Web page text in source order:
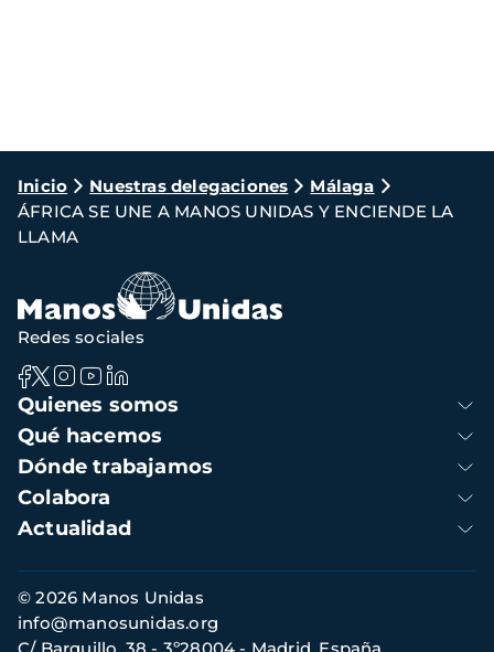
Ruta
de
navegación
Inicio Nuestras delegaciones
Málaga
ÁFRICA SE UNE A MANOS UNIDAS Y ENCIENDE LA
LLAMA
Navegación
principal
Quienes somos
Qué hacemos
Dónde trabajamos
Colabora
Actualidad
Redes sociales
Información
de
contacto
© 2026 Manos Unidas
info@manosunidas.org